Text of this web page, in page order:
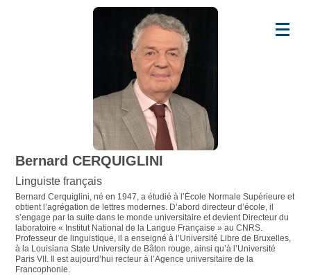
Bernard CERQUIGLINI
Linguiste français
Bernard Cerquiglini, né en 1947, a étudié à l’École Normale Supérieure et
obtient l’agrégation de lettres modernes. D’abord directeur d’école, il
s’engage par la suite dans le monde universitaire et devient Directeur du
laboratoire « Institut National de la Langue Française » au CNRS.
Professeur de linguistique, il a enseigné à l’Université Libre de Bruxelles,
à la Louisiana State University de Bâton rouge, ainsi qu’à l’Université
Paris VII. Il est aujourd’hui recteur à l’Agence universitaire de la
Francophonie.